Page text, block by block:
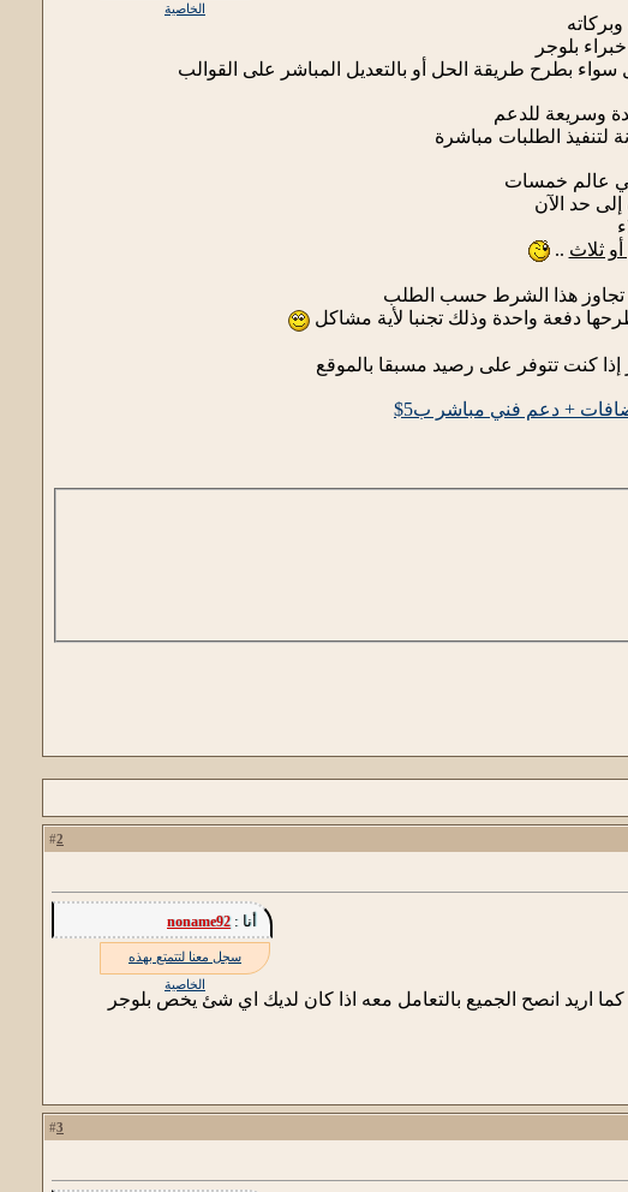
الخاصية
بلوجر
بطرح طريقة الحل أو بالتعديل المباشر على القوالب
وسريعة للدعم
الطلبات مباشرة
عالم خمسات
ثلاث ..
تجاوز هذا الشرط حسب الطلب
دفعة واحدة وذلك تجنبا لأية مشاكل
إذا كنت تتوفر على رصيد مسبقا بالموقع
+ دعم فني مباشر ب5$
2
أنا :noname92
سجل معنا لتتمتع بهذه
الخاصية
اريد انصح الجميع بالتعامل معه اذا كان لديك اي شئ يخص بلوجر
3